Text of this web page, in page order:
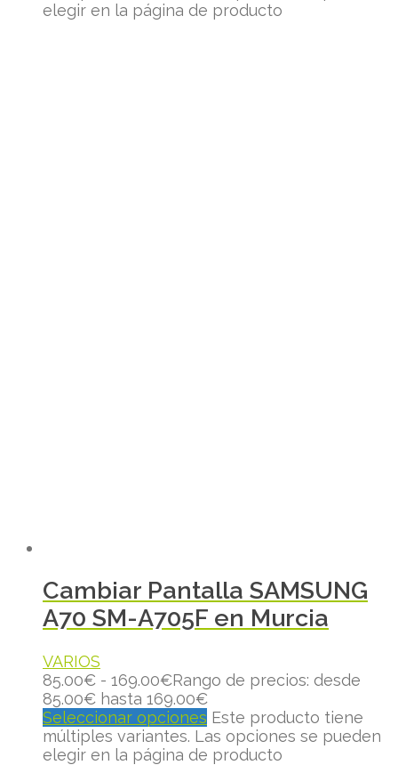
elegir en la página de producto
Cambiar Pantalla SAMSUNG
A70 SM-A705F en Murcia
VARIOS
85.00€ - 169.00€Rango de precios: desde
85.00€ hasta 169.00€
Seleccionar opciones Este producto tiene
múltiples variantes. Las opciones se pueden
elegir en la página de producto